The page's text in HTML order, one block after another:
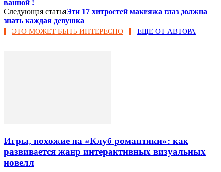
ванной !
Следующая статьяЭти 17 хитростей макияжа глаз должна
знать каждая девушка
ЭТО МОЖЕТ БЫТЬ ИНТЕРЕСНО ЕЩЕ ОТ АВТОРА
Игры, похожие на «Клуб романтики»: как
развивается жанр интерактивных визуальных
новелл